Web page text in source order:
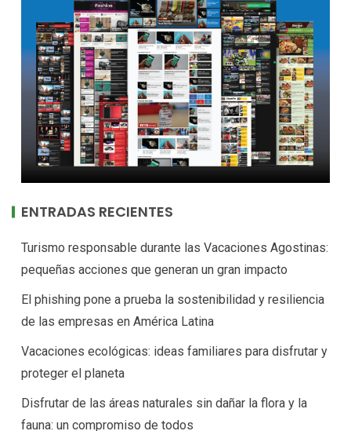
ENTRADAS RECIENTES
Turismo responsable durante las Vacaciones Agostinas:
pequeñas acciones que generan un gran impacto
El phishing pone a prueba la sostenibilidad y resiliencia
de las empresas en América Latina
Vacaciones ecológicas: ideas familiares para disfrutar y
proteger el planeta
Disfrutar de las áreas naturales sin dañar la flora y la
fauna: un compromiso de todos